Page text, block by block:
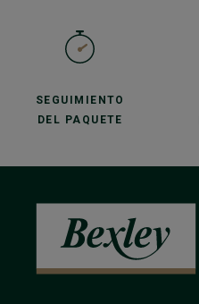
SEGUIMIENTO
DEL PAQUETE